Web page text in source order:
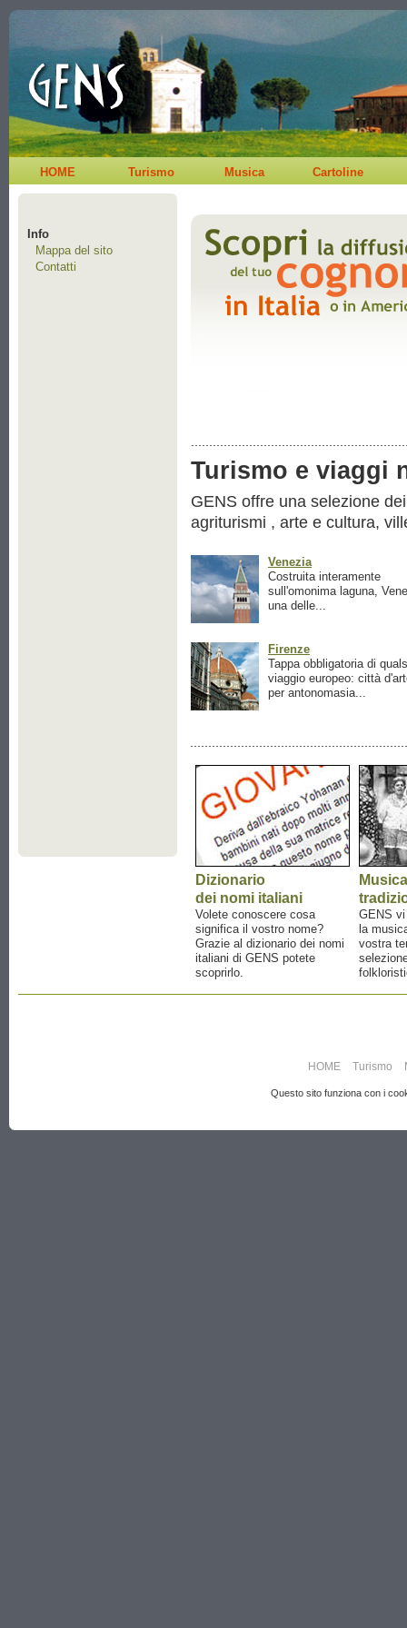
HOME Turismo Musica Cartoline
Info
Mappa del sito
Contatti
Turismo e viaggi
GENS offre una selezione
agriturismi , arte e cultura,
Venezia
Costruita interamente
sull'omonima laguna,
una delle...
Firenze
Tappa obbligatoria di
viaggio europeo: città
per antonomasia...
Dizionario
dei nomi italiani
Volete conoscere cosa
significa il vostro nome?
Grazie al dizionario dei nomi
italiani di GENS potete
scoprirlo.
Musica
GENS
la
vostra
HOME Turismo
Questo sito funziona con i